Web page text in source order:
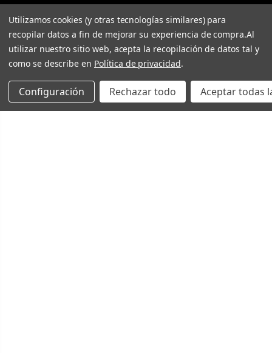
Utilizamos cookies (y otras tecnologías similares) para
recopilar datos a fin de mejorar su experiencia de compra.Al
utilizar nuestro sitio web, acepta la recopilación de datos tal y
como se describe en Política de privacidad.
Configuración Rechazar todo Aceptar todas